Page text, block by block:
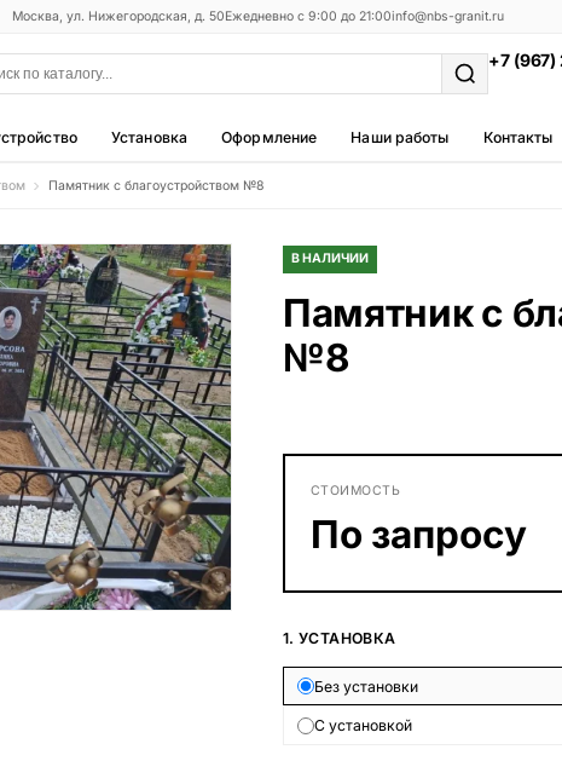
Москва, ул. Нижегородская, д. 50Ежедневно с 9:00 до 21:00info@nbs-granit.ru
+7
Установка Оформление Наши работы Контакты
Фотокерамика
5 моделей
Благоустройство
42 модели
Металлические ограды
50 моделей
Столы и лавки
23 модели
Наши работы
145 моделей
ВЕСЬ КАТАЛОГ
Памятник с благоустройством №8
В НАЛИЧИИ
Памятник с
№8
СТОИМОСТЬ
По запросу
1. УСТАНОВКА
Без установки
С установкой